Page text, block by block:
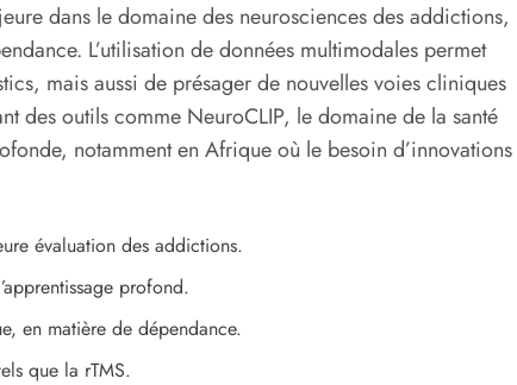
dans le domaine des neurosciences des addictions,
L’utilisation de données multimodales permet
mais aussi de présager de nouvelles voies cliniques
des outils comme NeuroCLIP, le domaine de la santé
notamment en Afrique où le besoin d’innovations
évaluation des addictions.
profond.
en matière de dépendance.
que la rTMS.